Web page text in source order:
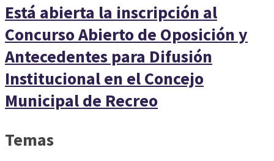
Está abierta la inscripción al
Concurso Abierto de Oposición y
Antecedentes para Difusión
Institucional en el Concejo
Municipal de Recreo
Temas